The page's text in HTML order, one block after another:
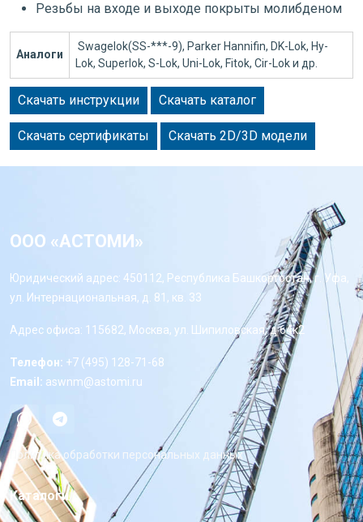
Резьбы на входе и выходе покрыты молибденом
Аналоги
Swagelok(SS-***-9), Parker Hannifin, DK-Lok, Hy-
Lok, Superlok, S-Lok, Uni-Lok, Fitok, Cir-Lok и др.
Скачать инструкции Скачать каталог
Скачать сертификаты Скачать 2D/3D модели
ООО «АСТОМИ»
Юридический адрес: 450112, Республика Башкортостан, г. Уфа,
ул. Интернациональная, д. 81, кв. 33
Адрес офиса: 115682, Москва, ул. Шипиловская, д 64к2
Телефон: +7 (495) 128-71-68
Email: aswnm@astomi.ru
Политика обработки персональных данных
Каталоги